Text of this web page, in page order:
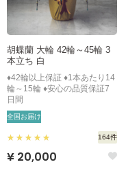
胡蝶蘭 大輪 42輪～45輪 3
本立ち 白
♦42輪以上保証 ♦1本あたり14
輪～15輪 ♦安心の品質保証7
日間
全国お届け
164件
¥ 20,000